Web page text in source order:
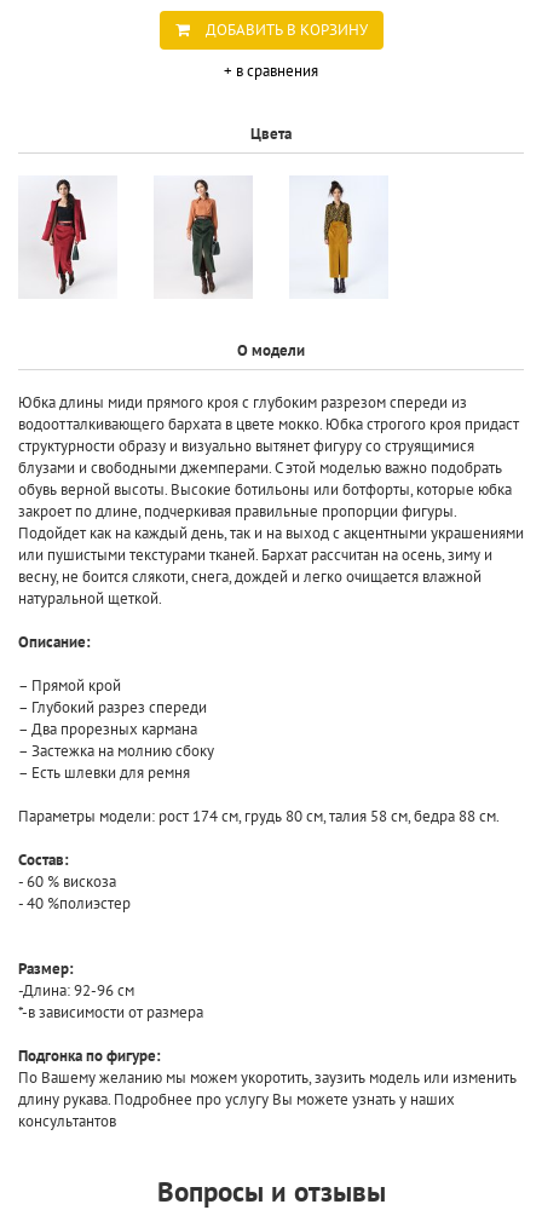
ДОБАВИТЬ В КОРЗИНУ
+ в сравнения
Цвета
О модели
Юбка длины миди прямого кроя с глубоким разрезом спереди из
водоотталкивающего бархата в цвете мокко. Юбка строгого кроя придаст
структурности образу и визуально вытянет фигуру со струящимися
блузами и свободными джемперами. С этой моделью важно подобрать
обувь верной высоты. Высокие ботильоны или ботфорты, которые юбка
закроет по длине, подчеркивая правильные пропорции фигуры.
Подойдет как на каждый день, так и на выход с акцентными украшениями
или пушистыми текстурами тканей. Бархат рассчитан на осень, зиму и
весну, не боится слякоти, снега, дождей и легко очищается влажной
натуральной щеткой.
Описание:
– Прямой крой
– Глубокий разрез спереди
– Два прорезных кармана
– Застежка на молнию сбоку
– Есть шлевки для ремня
Параметры модели: рост 174 см, грудь 80 см, талия 58 см, бедра 88 см.
Состав:
- 60 % вискоза
- 40 %полиэстер
Размер:
-Длина: 92-96 см
*-в зависимости от размера
Подгонка по фигуре:
По Вашему желанию мы можем укоротить, заузить модель или изменить
длину рукава. Подробнее про услугу Вы можете узнать у наших
консультантов
Вопросы и отзывы